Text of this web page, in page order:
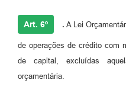
Art. 6º . A Lei
de operações de crédito com
de capital, excluídas
orçamentária.